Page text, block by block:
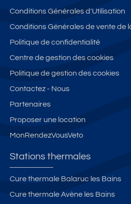
Conditions Générales d'Utilisation
Conditions Générales de vente de
Politique de confidentialité
Centre de gestion des cookies
Politique de gestion des cookies
Contactez - Nous
Partenaires
Proposer une location
MonRendezVousVeto
Stations thermales
Cure thermale Balaruc les Bains
Cure thermale Avène les Bains